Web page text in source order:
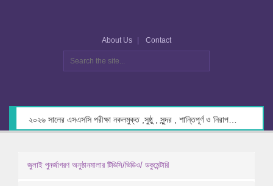
About Us Contact
জুলাই পুনর্জাগরণ অনুষ্ঠানমালার টিভিসি/ভিডিও/ ডকুমেন্টারি